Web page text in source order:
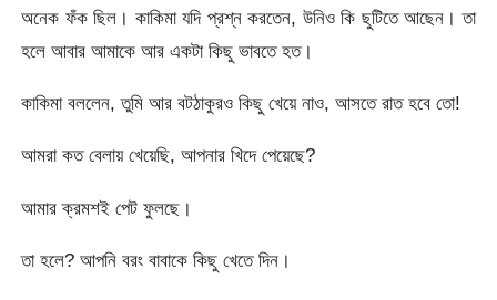
অনেক ফঁক ছিল। কাকিমা যদি প্রশ্ন করতেন, উনিও কি ছুটিতে আছেন। তা
হলে আবার আমাকে আর একটা কিছু ভাবতে হত।
কাকিমা বললেন, তুমি আর বটঠাকুরও কিছু খেয়ে নাও, আসতে রাত হবে তো!
আমরা কত বেলায় খেয়েছি, আপনার খিদে পেয়েছে?
আমার ক্রমশই পেট ফুলছে।
তা হলে? আপনি বরং বাবাকে কিছু খেতে দিন।